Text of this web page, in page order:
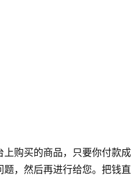
购买的商品，只要你付款
，然后再进行给您。把钱